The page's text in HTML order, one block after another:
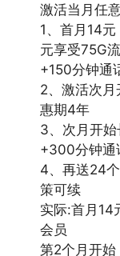
激活当月任
1、首月14
元享受75G
+150分钟通
2、激活次
惠期4年
3、次月开
+300分钟通
4、再送24
策可续
实际:首月14
会员
第2个月开